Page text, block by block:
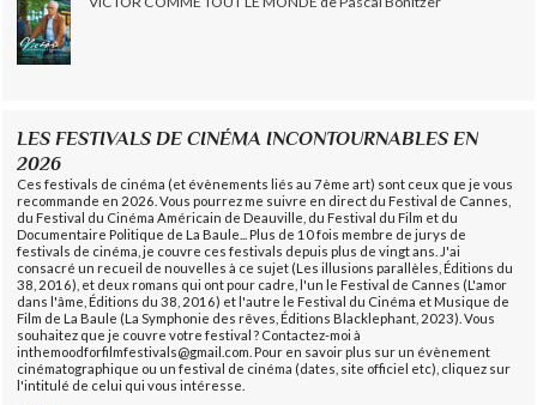
LES FESTIVALS DE CINÉMA INCONTOURNABLES EN
2026
Ces festivals de cinéma (et évènements liés au 7ème art) sont ceux que je vous
recommande en 2026. Vous pourrez me suivre en direct du Festival de Cannes,
du Festival du Cinéma Américain de Deauville, du Festival du Film et du
Documentaire Politique de La Baule... Plus de 10 fois membre de jurys de
festivals de cinéma, je couvre ces festivals depuis plus de vingt ans. J'ai
consacré un recueil de nouvelles à ce sujet (Les illusions parallèles, Éditions du
38, 2016), et deux romans qui ont pour cadre, l'un le Festival de Cannes (L'amor
dans l'âme, Éditions du 38, 2016) et l'autre le Festival du Cinéma et Musique de
Film de La Baule (La Symphonie des rêves, Éditions Blacklephant, 2023). Vous
souhaitez que je couvre votre festival ? Contactez-moi à
inthemoodforfilmfestivals@gmail.com. Pour en savoir plus sur un évènement
cinématographique ou un festival de cinéma (dates, site officiel etc), cliquez sur
l'intitulé de celui qui vous intéresse.